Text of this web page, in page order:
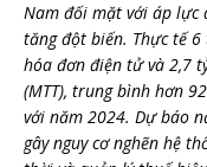
Nam đối mặt với áp lực
tăng đột biến. Thực tế
hóa đơn điện tử và 2,7
(MTT), trung bình hơn
với năm 2024. Dự báo
gây nguy cơ nghẽn hệ